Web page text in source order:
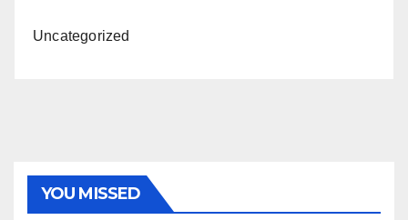
Uncategorized
YOU MISSED